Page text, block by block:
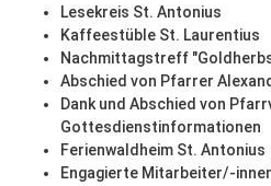
Lesekreis St. Antonius
Kaffeestüble St. Laurentius
Nachmittagstreff
Abschied von Pfarrer
Dank und Abschied von
Gottesdienstinformationen
Ferienwaldheim St. Antonius
Engagierte Mitarbeiter/-